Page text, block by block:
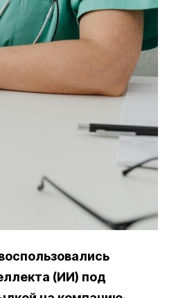
(ИИ) под